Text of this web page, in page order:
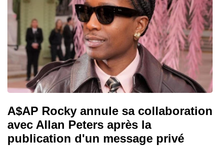
A$AP Rocky annule sa collaboration
avec Allan Peters après la
publication d'un message privé